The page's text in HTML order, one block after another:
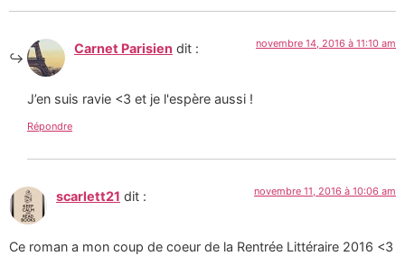
Carnet Parisien dit : novembre 14, 2016 à 11:10 am
J’en suis ravie <3 et je l'espère aussi !
Répondre
scarlett21 dit : novembre 11, 2016 à 10:06 am
Ce roman a mon coup de coeur de la Rentrée Littéraire 2016 <3